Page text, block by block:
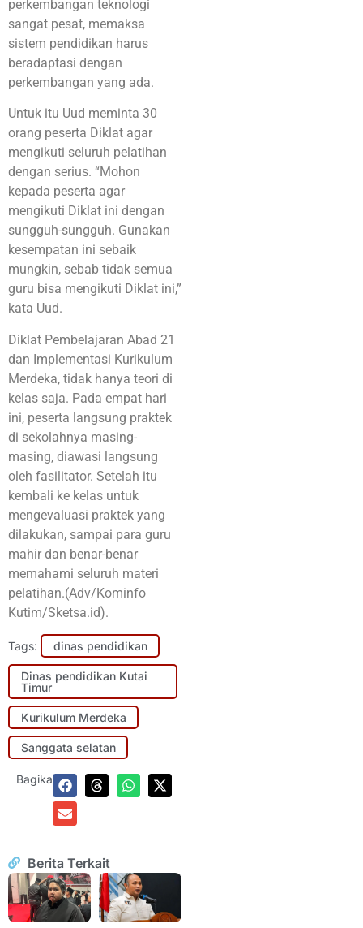
perkembangan teknologi
sangat pesat, memaksa
sistem pendidikan harus
beradaptasi dengan
perkembangan yang ada.
Untuk itu Uud meminta 30
orang peserta Diklat agar
mengikuti seluruh pelatihan
dengan serius. “Mohon
kepada peserta agar
mengikuti Diklat ini dengan
sungguh-sungguh. Gunakan
kesempatan ini sebaik
mungkin, sebab tidak semua
guru bisa mengikuti Diklat ini,”
kata Uud.
Diklat Pembelajaran Abad 21
dan Implementasi Kurikulum
Merdeka, tidak hanya teori di
kelas saja. Pada empat hari
ini, peserta langsung praktek
di sekolahnya masing-
masing, diawasi langsung
oleh fasilitator. Setelah itu
kembali ke kelas untuk
mengevaluasi praktek yang
dilakukan, sampai para guru
mahir dan benar-benar
memahami seluruh materi
pelatihan.(Adv/Kominfo
Kutim/Sketsa.id).
Tags: dinas pendidikan
Dinas pendidikan Kutai
Timur
Kurikulum Merdeka
Sanggata selatan
Bagikan:
Berita Terkait